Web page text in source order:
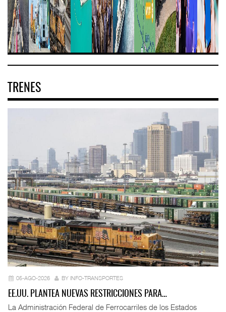
TRENES
05-AGO-2026 BY INFO-TRANSPORTES
EE.UU. PLANTEA NUEVAS RESTRICCIONES PARA…
La Administración Federal de Ferrocarriles de los Estados